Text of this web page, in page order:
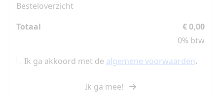
Besteloverzicht
Totaal
€ 0,00
0% btw
Ik ga akkoord met de algemene voorwaarden.
Ik ga mee!